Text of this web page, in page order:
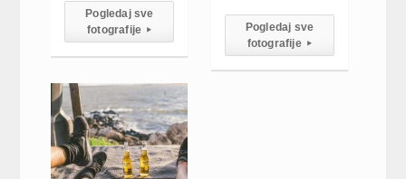
Pogledaj sve
fotografije▸
Pogledaj sve
fotografije▸